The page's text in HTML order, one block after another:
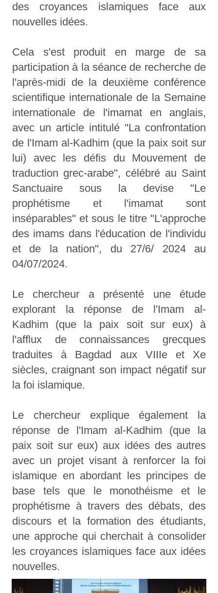
des croyances islamiques face aux
nouvelles idées.
Cela s'est produit en marge de sa
participation à la séance de recherche de
l'après-midi de la deuxième conférence
scientifique internationale de la Semaine
internationale de l'imamat en anglais,
avec un article intitulé "La confrontation
de l'Imam al-Kadhim (que la paix soit sur
lui) avec les défis du Mouvement de
traduction grec-arabe", célébré au Saint
Sanctuaire sous la devise "Le
prophétisme et l'imamat sont
inséparables" et sous le titre "L'approche
des imams dans l'éducation de l'individu
et de la nation", du 27/6/ 2024 au
04/07/2024.
Le chercheur a présenté une étude
explorant la réponse de l'Imam al-
Kadhim (que la paix soit sur eux) à
l'afflux de connaissances grecques
traduites à Bagdad aux VIIIe et Xe
siècles, craignant son impact négatif sur
la foi islamique.
Le chercheur explique également la
réponse de l'Imam al-Kadhim (que la
paix soit sur eux) aux idées des autres
avec un projet visant à renforcer la foi
islamique en abordant les principes de
base tels que le monothéisme et le
prophétisme à travers des débats, des
discours et la formation des étudiants,
une approche qui cherchait à consolider
les croyances islamiques face aux idées
nouvelles.